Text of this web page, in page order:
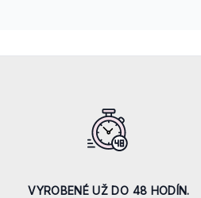
VYROBENÉ UŽ DO 48 HODÍN.